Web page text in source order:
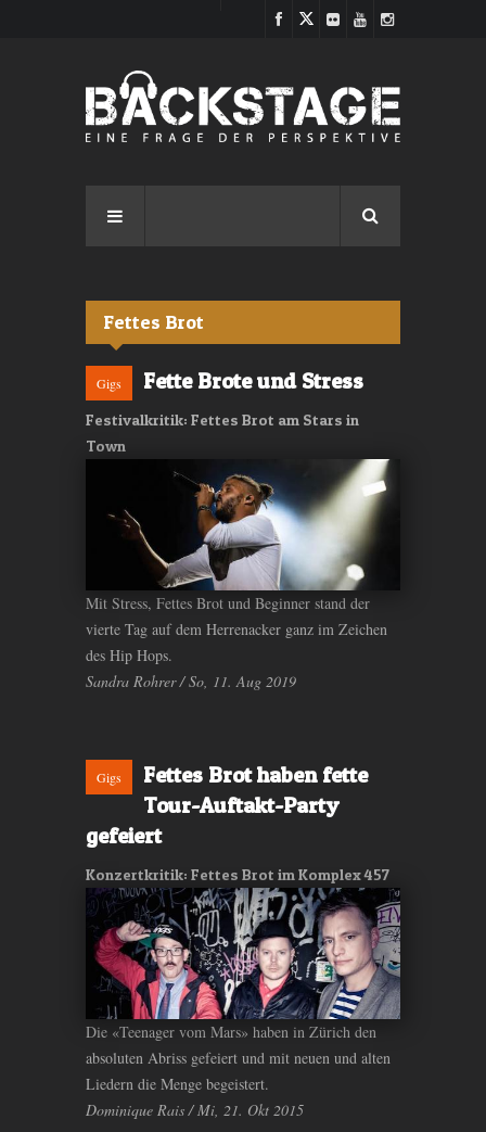
Fettes Brot
Gigs Fette Brote und Stress
Festivalkritik: Fettes Brot am Stars in
Town
Mit Stress, Fettes Brot und Beginner stand der
vierte Tag auf dem Herrenacker ganz im Zeichen
des Hip Hops.
Sandra Rohrer / So, 11. Aug 2019
Gigs
Fettes Brot haben fette
Tour-Auftakt-Party
gefeiert
Konzertkritik: Fettes Brot im Komplex 457
Die «Teenager vom Mars» haben in Zürich den
absoluten Abriss gefeiert und mit neuen und alten
Liedern die Menge begeistert.
Dominique Rais / Mi, 21. Okt 2015